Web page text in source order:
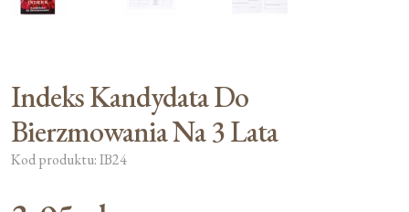
Indeks Kandydata Do
Bierzmowania Na 3 Lata
Kod produktu: IB24